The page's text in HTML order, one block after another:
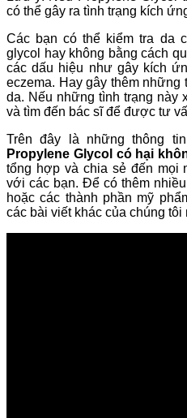
có thể gây ra tình trạng kích
Các bạn có thể kiểm tra da
glycol hay không bằng cách
các dấu hiệu như gây kích
eczema. Hay gây thêm
da. Nếu những tình trạng này
và tìm đến bác sĩ để được tư
Trên đây là những thông
Propylene Glycol có hại
tổng hợp và chia sẻ đến mọi
với các bạn. Để có thêm
hoặc các thành phần mỹ
các bài viết khác của chúng tôi